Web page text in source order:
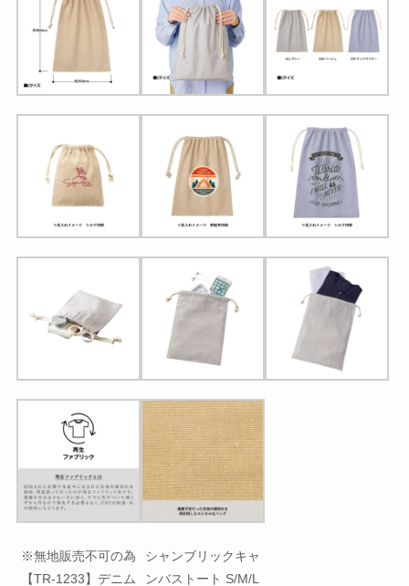
※無地販売不可の為
【TR-1233】デニム
シャンブリックキャ
ンバストート S/M/L